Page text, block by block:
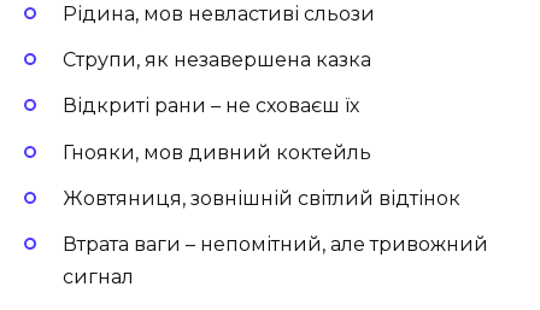
Рідина, мов невластиві сльози
Струпи, як незавершена казка
Відкриті рани – не сховаєш їх
Гнояки, мов дивний коктейль
Жовтяниця, зовнішній світлий відтінок
Втрата ваги – непомітний, але тривожний
сигнал